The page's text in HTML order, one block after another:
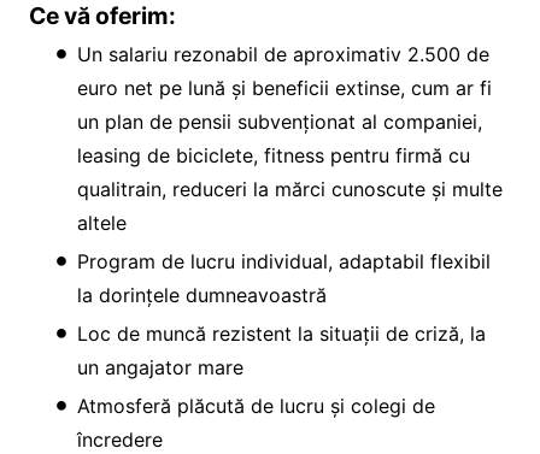
Ce vă oferim:
Un salariu rezonabil de aproximativ 2.500 de
euro net pe lună și beneficii extinse, cum ar fi
un plan de pensii subvenționat al companiei,
leasing de biciclete, fitness pentru firmă cu
qualitrain, reduceri la mărci cunoscute și multe
altele
Program de lucru individual, adaptabil flexibil
la dorințele dumneavoastră
Loc de muncă rezistent la situații de criză, la
un angajator mare
Atmosferă plăcută de lucru și colegi de
încredere